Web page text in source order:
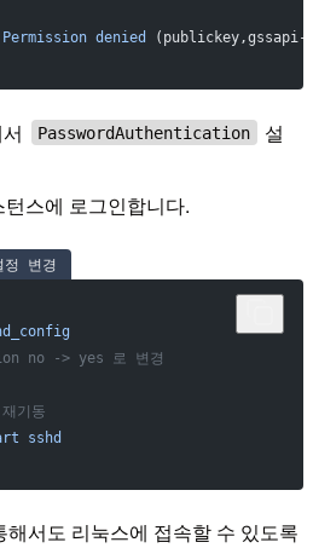
Permission denied (publickey,gssapi-
PasswordAuthentication
설
스에 로그인합니다.
변경
no -> yes 로 변경
기동
sshd
서도 리눅스에 접속할 수 있도록